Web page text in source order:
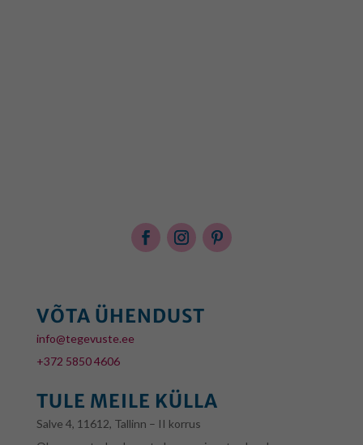
VÕTA ÜHENDUST
info@tegevuste.ee
+372 5850 4606
TULE MEILE KÜLLA
Salve 4, 11612, Tallinn – II korrus